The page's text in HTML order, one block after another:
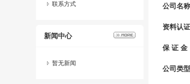
联系方式
新闻中心
暂无新闻
公司名称
资料认证
保 证 金
公司类型